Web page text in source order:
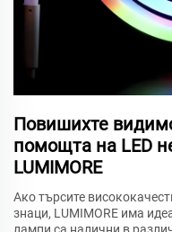
Повишихте
помощта на LED
LUMIMORE
Ако търсите
знаци, LUMIMORE има
лампи са налични в